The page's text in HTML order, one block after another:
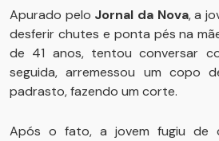
Apurado pelo Jornal da Nova, a
desferir chutes e ponta pés na
de 41 anos, tentou conversar
seguida, arremessou um copo
padrasto, fazendo um corte.
Após o fato, a jovem fugiu de